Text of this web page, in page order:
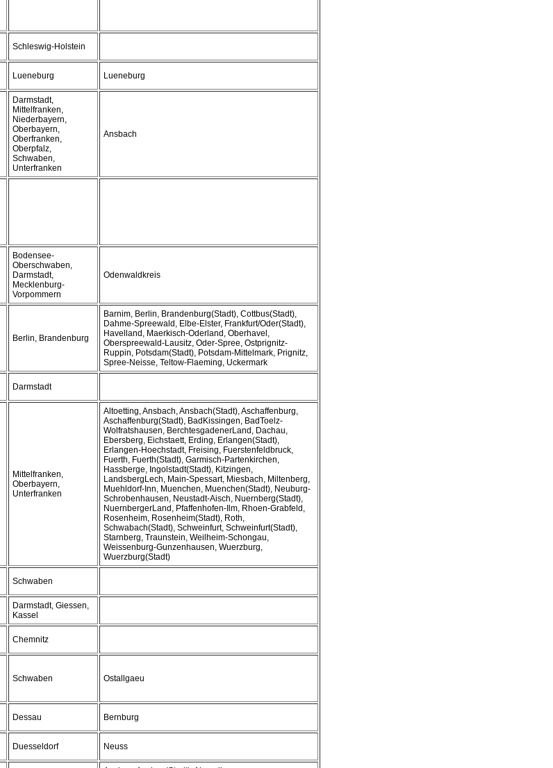
Schleswig-Holstein
Lueneburg Lueneburg
Darmstadt,
Mittelfranken,
Niederbayern,
Oberbayern,
Oberfranken,
Oberpfalz,
Schwaben,
Unterfranken
Ansbach
Bodensee-
Oberschwaben,
Darmstadt,
Mecklenburg-
Vorpommern
Odenwaldkreis
Berlin, Brandenburg
Barnim, Berlin, Brandenburg(Stadt), Cottbus(Stadt),
Dahme-Spreewald, Elbe-Elster, Frankfurt/Oder(Stadt),
Havelland, Maerkisch-Oderland, Oberhavel,
Oberspreewald-Lausitz, Oder-Spree, Ostprignitz-
Ruppin, Potsdam(Stadt), Potsdam-Mittelmark, Prignitz,
Spree-Neisse, Teltow-Flaeming, Uckermark
Darmstadt
Mittelfranken,
Oberbayern,
Unterfranken
Altoetting, Ansbach, Ansbach(Stadt), Aschaffenburg,
Aschaffenburg(Stadt), BadKissingen, BadToelz-
Wolfratshausen, BerchtesgadenerLand, Dachau,
Ebersberg, Eichstaett, Erding, Erlangen(Stadt),
Erlangen-Hoechstadt, Freising, Fuerstenfeldbruck,
Fuerth, Fuerth(Stadt), Garmisch-Partenkirchen,
Hassberge, Ingolstadt(Stadt), Kitzingen,
LandsbergLech, Main-Spessart, Miesbach, Miltenberg,
Muehldorf-Inn, Muenchen, Muenchen(Stadt), Neuburg-
Schrobenhausen, Neustadt-Aisch, Nuernberg(Stadt),
NuernbergerLand, Pfaffenhofen-Ilm, Rhoen-Grabfeld,
Rosenheim, Rosenheim(Stadt), Roth,
Schwabach(Stadt), Schweinfurt, Schweinfurt(Stadt),
Starnberg, Traunstein, Weilheim-Schongau,
Weissenburg-Gunzenhausen, Wuerzburg,
Wuerzburg(Stadt)
Schwaben
Darmstadt, Giessen,
Kassel
Chemnitz
Schwaben Ostallgaeu
Dessau Bernburg
Duesseldorf Neuss